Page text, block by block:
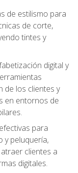
de estilismo para
de corte,
tintes y
digital y
de los clientes y
en entornos de
para
y peluquería,
clientes a
digitales.